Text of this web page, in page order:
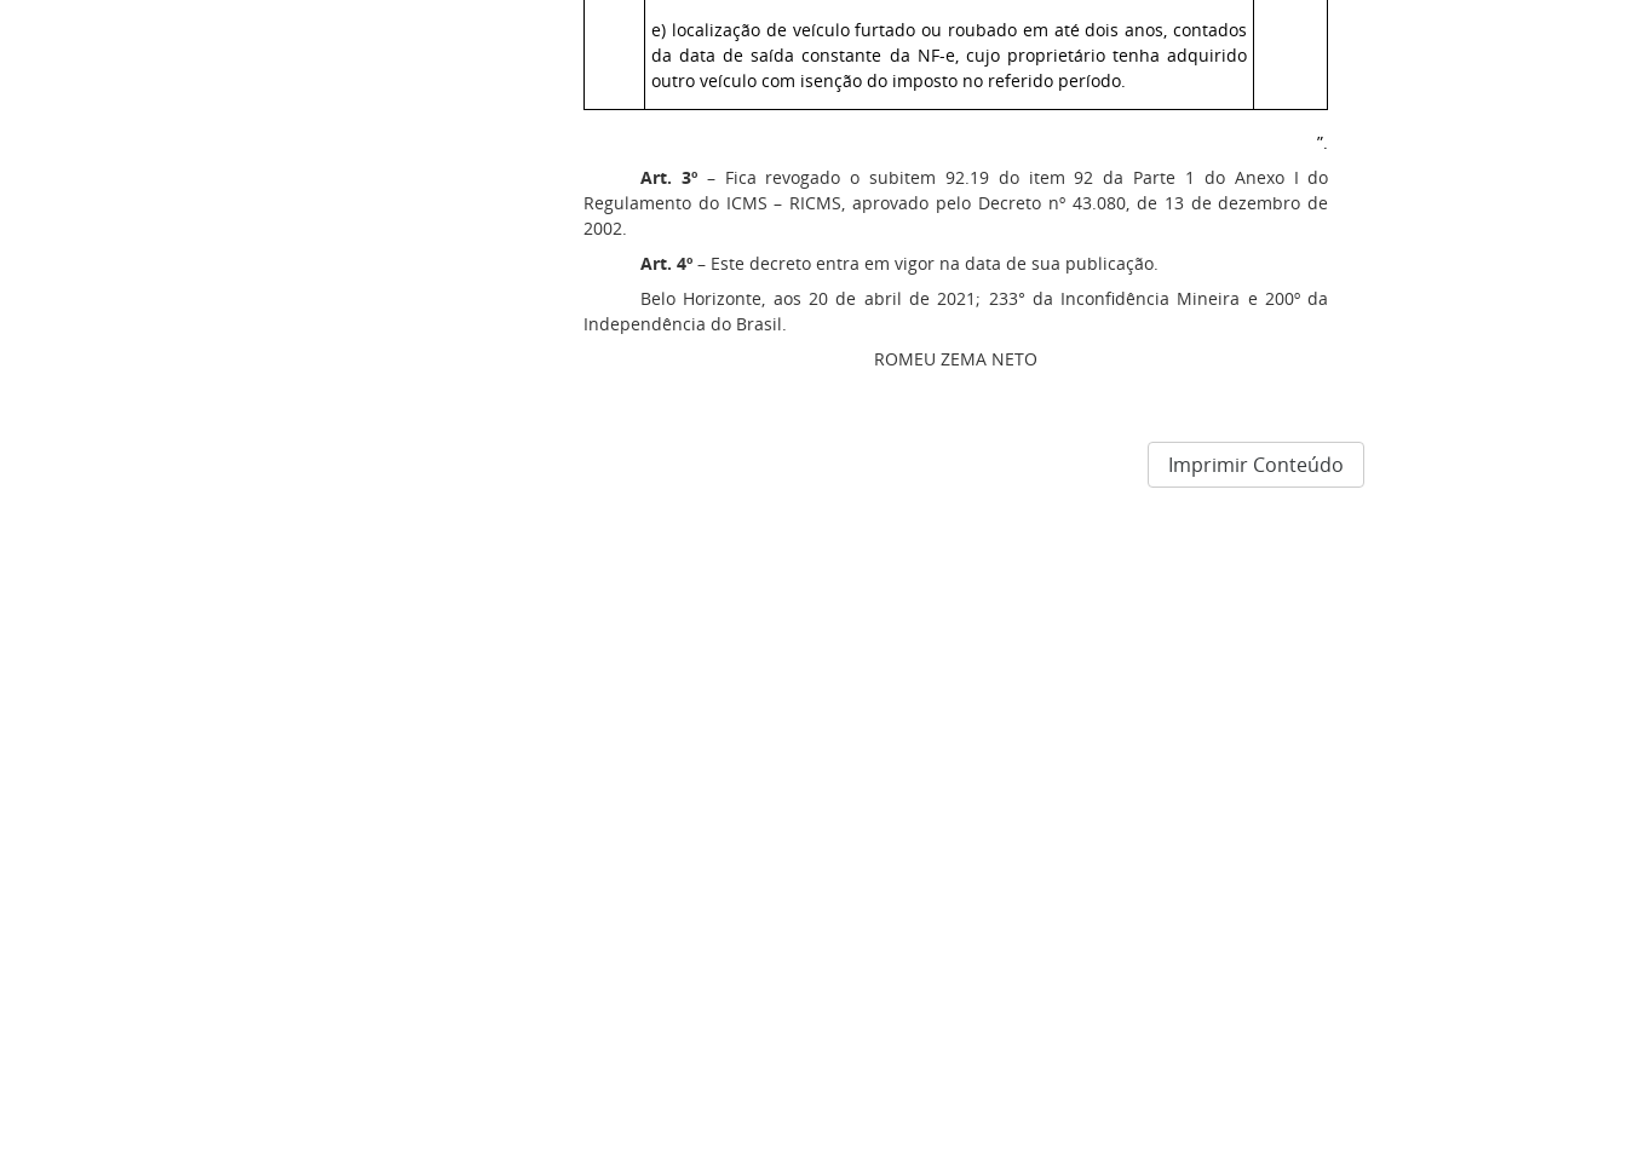
e) localização de veículo furtado ou roubado em até dois anos, contados
da data de saída constante da NF-e, cujo proprietário tenha adquirido
outro veículo com isenção do imposto no referido período.
”.
Art. 3º– Fica revogado o subitem 92.19 do item 92 da Parte 1 do Anexo I do
Regulamento do ICMS – RICMS, aprovado pelo Decreto nº 43.080, de 13 de dezembro de
2002.
Art. 4º – Este decreto entra em vigor na data de sua publicação.
Belo Horizonte, aos 20 de abril de 2021; 233° da Inconfidência Mineira e 200º da
Independência do Brasil.
ROMEU ZEMA NETO
Imprimir Conteúdo